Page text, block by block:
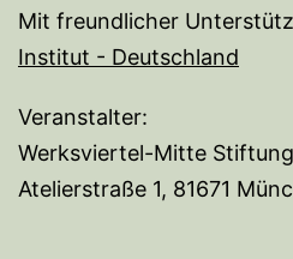
Mit freundlicher
Institut - Deutschland
Veranstalter:
Werksviertel-Mitte
Atelierstraße 1, 81671